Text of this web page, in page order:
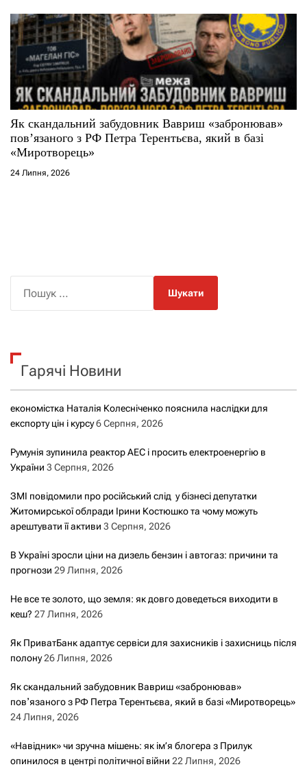
Як скандальний забудовник Вавриш «забронював»
повʼязаного з РФ Петра Терентьєва, який в базі
«Миротворець»
24 Липня, 2026
к
Гарячі Новини
економістка Наталія Колесніченко пояснила наслідки для
експорту цін і курсу6 Серпня, 2026
Румунія зупинила реактор АЕС і просить електроенергію в
України 3 Серпня, 2026
ЗМІ повідомили про російський слід у бізнесі депутатки
Житомирської облради Ірини Костюшко та чому можуть
арештувати її активи 3 Серпня, 2026
В Україні зросли ціни на дизель бензин і автогаз: причини та
прогнози 29 Липня, 2026
Не все те золото, що земля: як довго доведеться виходити в
кеш? 27 Липня, 2026
Як ПриватБанк адаптує сервіси для захисників і захисниць після
полону26 Липня, 2026
Як скандальний забудовник Вавриш «забронював»
повʼязаного з РФ Петра Терентьєва, який в базі «Миротворець»
24 Липня, 2026
«Навідник» чи зручна мішень: як ім’я блогера з Прилук
опинилося в центрі політичної війни 22 Липня, 2026